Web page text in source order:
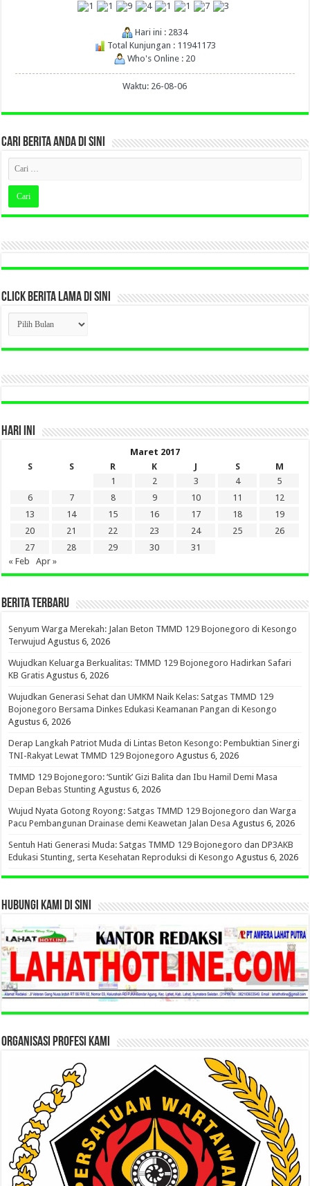
Hari ini : 2834
Total Kunjungan : 11941173
Who's Online : 20
Waktu: 26-08-06
CARI BERITA ANDA DI SINI
CLICK BERITA LAMA DI SINI
CLICK
BERITA
LAMA
DI
HARI INI
Maret 2017
S
S R K J S
M
1
2 3 4
5
6
7 8 9 10 11
12
13
14 15 16 17 18
19
20
21 22 23 24 25
26
27
28 29 30
31
« Feb
Apr »
BERITA TERBARU
Senyum Warga Merekah: Jalan Beton TMMD 129 Bojonegoro di Kesongo
Terwujud Agustus 6, 2026
Wujudkan Keluarga Berkualitas: TMMD 129 Bojonegoro Hadirkan Safari
KB Gratis Agustus 6, 2026
Wujudkan Generasi Sehat dan UMKM Naik Kelas: Satgas TMMD 129
Bojonegoro Bersama Dinkes Edukasi Keamanan Pangan di Kesongo
Agustus 6, 2026
Derap Langkah Patriot Muda di Lintas Beton Kesongo: Pembuktian Sinergi
TNI-Rakyat Lewat TMMD 129 Bojonegoro Agustus 6, 2026
TMMD 129 Bojonegoro: ‘Suntik’ Gizi Balita dan Ibu Hamil Demi Masa
Depan Bebas Stunting Agustus 6, 2026
Wujud Nyata Gotong Royong: Satgas TMMD 129 Bojonegoro dan Warga
Pacu Pembangunan Drainase demi Keawetan Jalan Desa Agustus 6, 2026
Sentuh Hati Generasi Muda: Satgas TMMD 129 Bojonegoro dan DP3AKB
Edukasi Stunting, serta Kesehatan Reproduksi di Kesongo Agustus 6, 2026
HUBUNGI KAMI DI SINI
ORGANISASI PROFESI KAMI